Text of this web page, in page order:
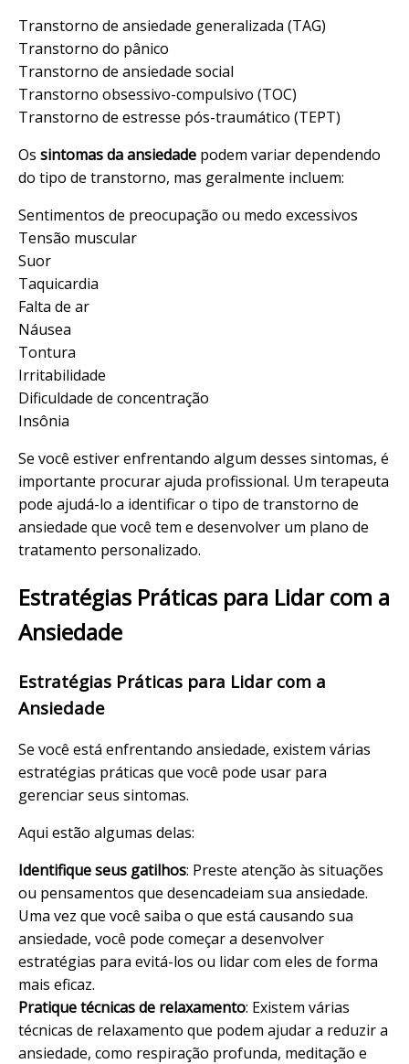
Transtorno de ansiedade generalizada (TAG)
Transtorno do pânico
Transtorno de ansiedade social
Transtorno obsessivo-compulsivo (TOC)
Transtorno de estresse pós-traumático (TEPT)
Os sintomas da ansiedade podem variar dependendo
do tipo de transtorno, mas geralmente incluem:
Sentimentos de preocupação ou medo excessivos
Tensão muscular
Suor
Taquicardia
Falta de ar
Náusea
Tontura
Irritabilidade
Dificuldade de concentração
Insônia
Se você estiver enfrentando algum desses sintomas, é
importante procurar ajuda profissional. Um terapeuta
pode ajudá-lo a identificar o tipo de transtorno de
ansiedade que você tem e desenvolver um plano de
tratamento personalizado.
Estratégias Práticas para Lidar com a
Ansiedade
Estratégias Práticas para Lidar com a
Ansiedade
Se você está enfrentando ansiedade, existem várias
estratégias práticas que você pode usar para
gerenciar seus sintomas.
Aqui estão algumas delas:
Identifique seus gatilhos: Preste atenção às situações
ou pensamentos que desencadeiam sua ansiedade.
Uma vez que você saiba o que está causando sua
ansiedade, você pode começar a desenvolver
estratégias para evitá-los ou lidar com eles de forma
mais eficaz.
Pratique técnicas de relaxamento: Existem várias
técnicas de relaxamento que podem ajudar a reduzir a
ansiedade, como respiração profunda, meditação e